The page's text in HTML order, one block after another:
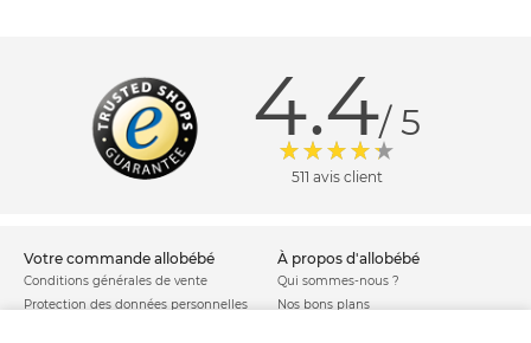
4.4/ 5
511 avis client
votre commande allobébé
Conditions générales de vente
Protection des données personnelles
à propos d'allobébé
Qui sommes-nous ?
Nos bons plans